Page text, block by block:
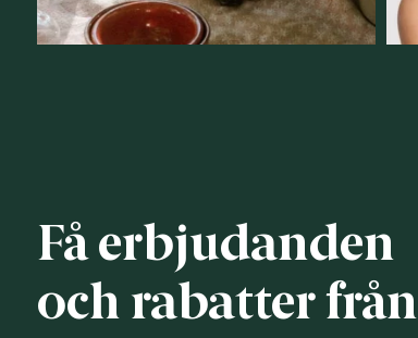
Få erbjudanden
och rabatter från